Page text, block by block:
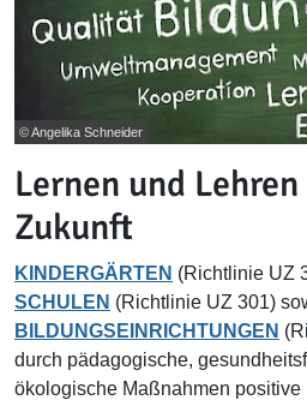
© Angelika Schneider
Lernen und
Zukunft
KINDERGÄRTEN (Richtlinie UZ
SCHULEN (Richtlinie UZ 301)
BILDUNGSEINRICHTUNGEN
durch pädagogische,
ökologische Maßnahmen positive